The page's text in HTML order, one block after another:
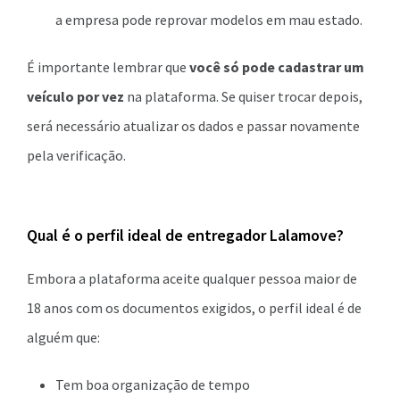
a empresa pode reprovar modelos em mau estado.
É importante lembrar que você só pode cadastrar um
veículo por vez na plataforma. Se quiser trocar depois,
será necessário atualizar os dados e passar novamente
pela verificação.
Qual é o perfil ideal de entregador Lalamove?
Embora a plataforma aceite qualquer pessoa maior de
18 anos com os documentos exigidos, o perfil ideal é de
alguém que:
Tem boa organização de tempo